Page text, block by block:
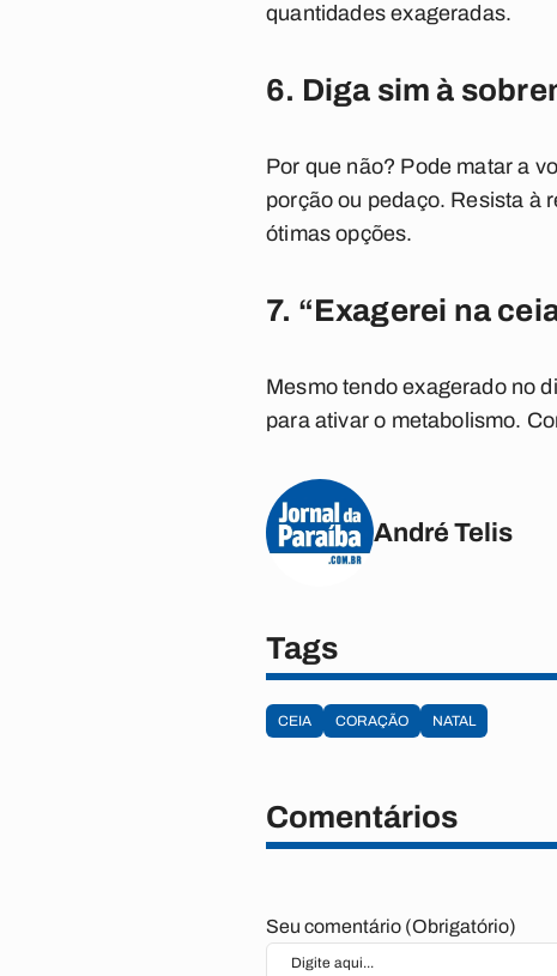
quantidades exageradas.
6. Diga sim à
Por que não? Pode matar a
porção ou pedaço. Resista à
ótimas opções.
7. “Exagerei na
Mesmo tendo exagerado no
para ativar o metabolismo.
André Telis
Tags
CEIA CORAÇÃO NATAL
Comentários
Seu comentário (Obrigatório)